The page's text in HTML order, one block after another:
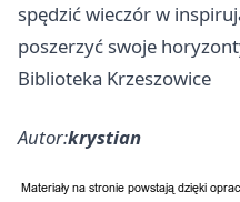
spędzić wieczór w
poszerzyć swoje
Biblioteka Krzeszowice
Autor:krystian